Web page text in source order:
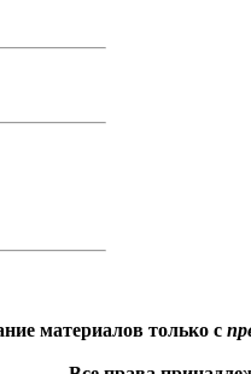
материалов только с